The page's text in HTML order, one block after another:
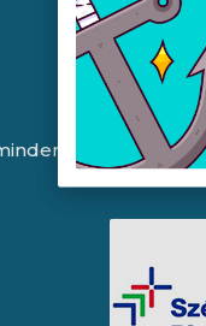
látogatónk